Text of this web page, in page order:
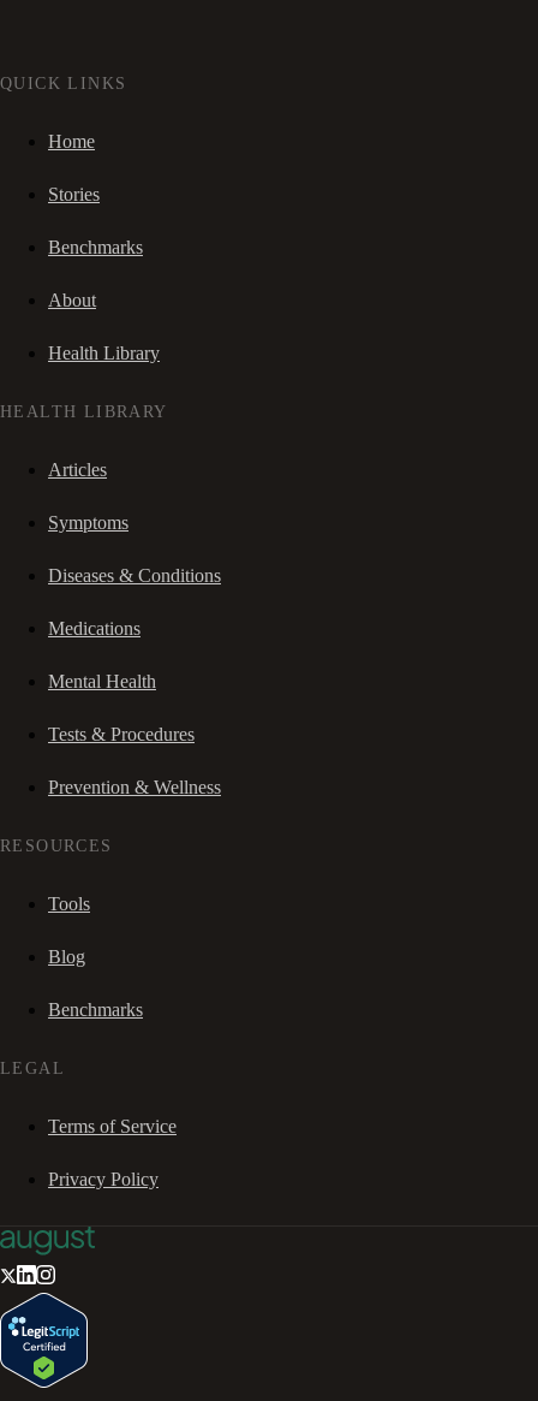
QUICK LINKS
Home
Stories
Benchmarks
About
Health Library
HEALTH LIBRARY
Articles
Symptoms
Diseases & Conditions
Medications
Mental Health
Tests & Procedures
Prevention & Wellness
RESOURCES
Tools
Blog
Benchmarks
LEGAL
Terms of Service
Privacy Policy